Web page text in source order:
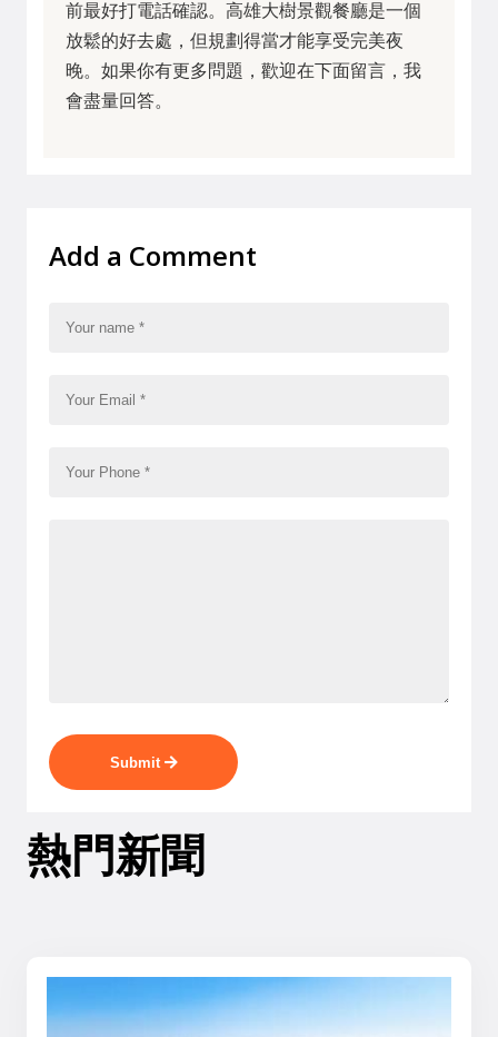
前最好打電話確認。高雄大樹景觀餐廳是一個
放鬆的好去處，但規劃得當才能享受完美夜
晚。如果你有更多問題，歡迎在下面留言，我
會盡量回答。
Add a Comment
Submit
熱門新聞